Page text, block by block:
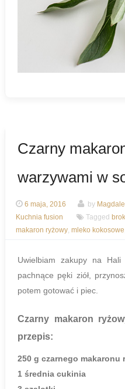
Czarny
warzywami w
6 maja, 2016 by
Kuchnia fusion
Tagged
makaron ryżowy, mleko kokosowe
Uwielbiam zakupy na
pachnące pęki ziół,
potem gotować i piec.
Czarny makaron
przepis:
250 g czarnego makaronu
1 średnia cukinia